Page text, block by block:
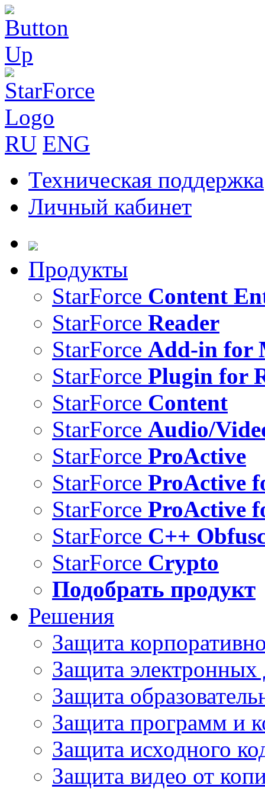
RU ENG
Техническая поддержка
Личный кабинет
Продукты
StarForce Content
StarForce Reader
StarForce Add-in for
StarForce Plugin for
StarForce Content
StarForce Audio/
StarForce ProActive
StarForce ProActive
StarForce ProActive
StarForce C++
StarForce Crypto
Подобрать продукт
Решения
Защита
Защита электронных
Защита
Защита программ и
Защита исходного
Защита видео от